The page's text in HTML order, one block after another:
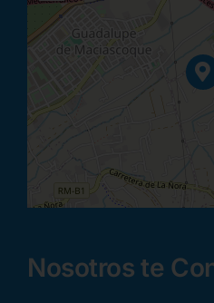
Nosotros te